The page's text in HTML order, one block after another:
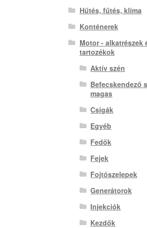
Hűtés, fűtés, klíma
Konténerek
Motor - alkatrészek
tartozékok
Aktív szén
Befecskendező
magas
Csigák
Egyéb
Fedők
Fejek
Fojtószelepek
Generátorok
Injekciók
Kezdők